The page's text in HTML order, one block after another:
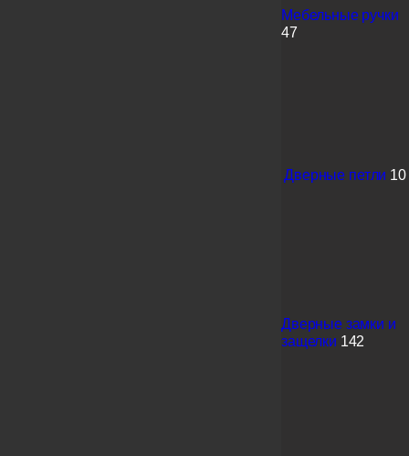
Мебельные ручки
47
Дверные петли 10
Дверные замки и
защелки 142